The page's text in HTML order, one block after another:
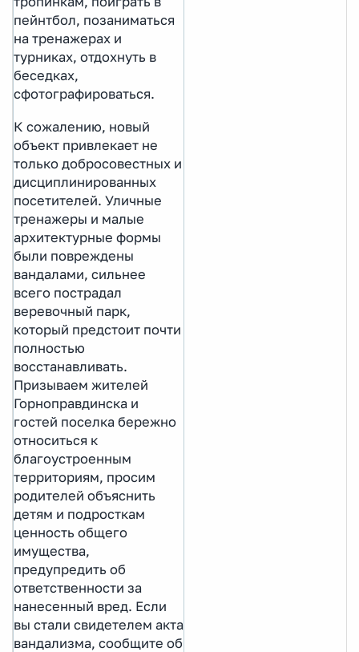
пейнтбол, позаниматься
на тренажерах и
турниках, отдохнуть в
беседках,
сфотографироваться.
К сожалению, новый
объект привлекает не
только добросовестных и
дисциплинированных
посетителей. Уличные
тренажеры и малые
архитектурные формы
были повреждены
вандалами, сильнее
всего пострадал
веревочный парк,
который предстоит почти
полностью
восстанавливать.
Призываем жителей
Горноправдинска и
гостей поселка бережно
относиться к
благоустроенным
территориям, просим
родителей объяснить
детям и подросткам
ценность общего
имущества,
предупредить об
ответственности за
нанесенный вред. Если
вы стали свидетелем акта
вандализма, сообщите об